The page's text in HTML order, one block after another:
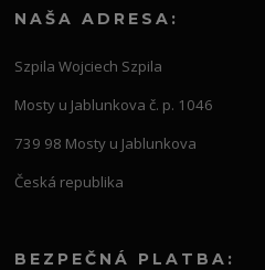
NAŠA ADRESA:
Szpila Wojciech Szpila
Mosty u Jablunkova č. p. 1046
739 98 Mosty u Jablunkova
Česká republika
BEZPEČNÁ PLATBA: